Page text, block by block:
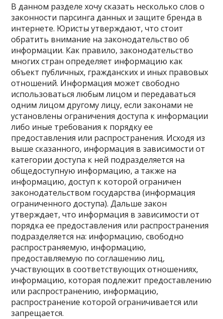
В данном разделе хочу сказать несколько слов о
законности парсинга данных и защите бренда в
интернете. Юристы утверждают, что стоит
обратить внимание на законодательство об
информации. Как правило, законодательство
многих стран определяет информацию как
объект публичных, гражданских и иных правовых
отношений. Информация может свободно
использоваться любым лицом и передаваться
одним лицом другому лицу, если законами не
установлены ограничения доступа к информации
либо иные требования к порядку ее
предоставления или распространения. Исходя из
выше сказанного, информация в зависимости от
категории доступа к ней подразделяется на
общедоступную информацию, а также на
информацию, доступ к которой ограничен
законодательством государства (информация
ограниченного доступа). Дальше закон
утверждает, что информация в зависимости от
порядка ее предоставления или распространения
подразделяется на: информацию, свободно
распространяемую, информацию,
предоставляемую по соглашению лиц,
участвующих в соответствующих отношениях,
информацию, которая подлежит предоставлению
или распространению, информацию,
распространение которой ограничивается или
запрещается.